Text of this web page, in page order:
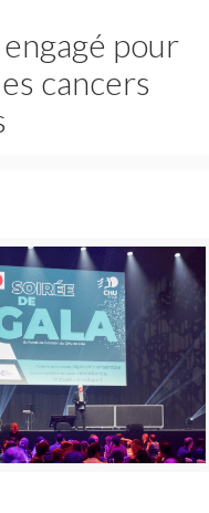
pour
cancers